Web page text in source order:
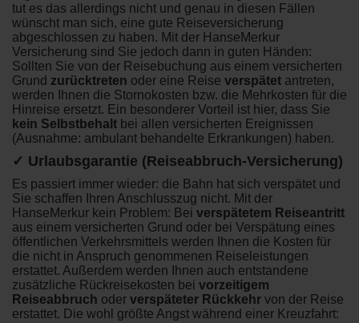
tut es das allerdings nicht und genau in diesen Fällen
wünscht man sich, eine gute Reiseversicherung
abgeschlossen zu haben. Mit der HanseMerkur
Versicherung sind Sie jedoch dann in guten Händen:
Sollten Sie von der Reisebuchung aus einem versicherten
Grund zurücktreten oder eine Reise verspätet antreten,
werden Ihnen die Stornokosten bzw. die Mehrkosten für die
Hinreise ersetzt. Ein besonderer Vorteil ist hier, dass Sie
kein Selbstbehalt bei allen versicherten Ereignissen
(Ausnahme: ambulant behandelte Erkrankungen) haben.
✓ Urlaubsgarantie (Reiseabbruch-Versicherung)
Es passiert immer wieder: die Bahn hat sich verspätet und
Sie schaffen Ihren Anschlusszug nicht. Mit der
HanseMerkur kein Problem: Bei verspätetem Reiseantritt
aus einem versicherten Grund oder bei Verspätung eines
öffentlichen Verkehrsmittels werden Ihnen die Kosten für
die nicht in Anspruch genommenen Reiseleistungen
erstattet. Außerdem werden Ihnen auch entstandene
zusätzliche Rückreisekosten bei vorzeitigem
Reiseabbruch oder verspäteter Rückkehr von der Reise
erstattet. Die wohl größte Angst während einer Kreuzfahrt: